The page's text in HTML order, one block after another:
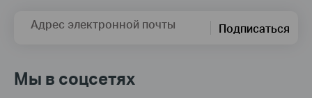
Адрес электронной почты Подписаться
Мы в соцсетях